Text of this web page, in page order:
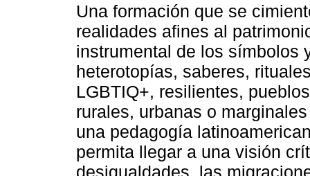
Una formación que se
realidades afines al
instrumental de los símbolos
heterotopías, saberes,
LGBTIQ+, resilientes,
rurales, urbanas o
una pedagogía
permita llegar a una visión
desigualdades, las